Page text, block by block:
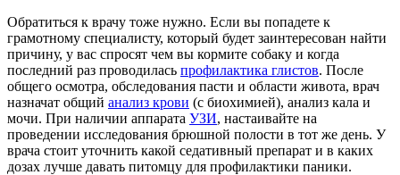
Обратиться к врачу тоже нужно. Если вы попадете к
грамотному специалисту, который будет заинтересован найти
причину, у вас спросят чем вы кормите собаку и когда
последний раз проводилась профилактика глистов. После
общего осмотра, обследования пасти и области живота, врач
назначат общий анализ крови (с биохимией), анализ кала и
мочи. При наличии аппарата УЗИ, настаивайте на
проведении исследования брюшной полости в тот же день. У
врача стоит уточнить какой седативный препарат и в каких
дозах лучше давать питомцу для профилактики паники.